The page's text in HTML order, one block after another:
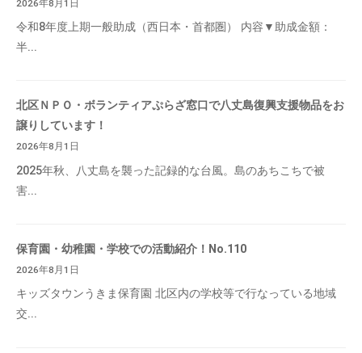
2026年8月1日
令和8年度上期一般助成（西日本・首都圏） 内容▼助成金額：
半...
北区ＮＰＯ・ボランティアぷらざ窓口で八丈島復興支援物品をお
譲りしています！
2026年8月1日
2025年秋、八丈島を襲った記録的な台風。島のあちこちで被
害...
保育園・幼稚園・学校での活動紹介！No.110
2026年8月1日
キッズタウンうきま保育園 北区内の学校等で行なっている地域
交...